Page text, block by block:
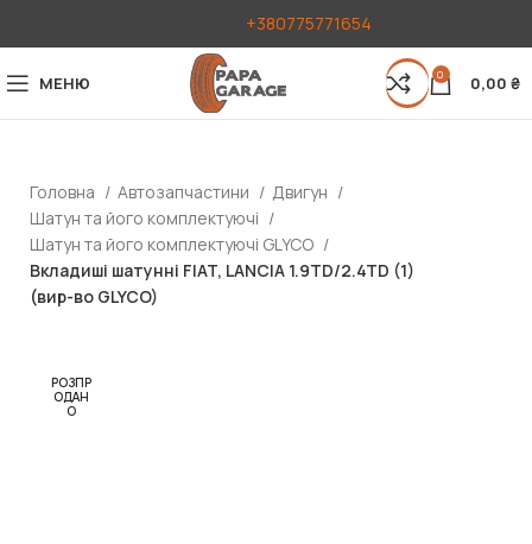
+380775771654
МЕНЮ 0 0,00 ₴
Головна Автозапчастини
Двигун
Шатун та його комплектуючі
Шатун та його комплектуючі GLYCO
Вкладиші шатунні FIAT, LANCIA 1.9TD/2.4TD (1)
(вир-во GLYCO)
РОЗПР
ОДАН
О